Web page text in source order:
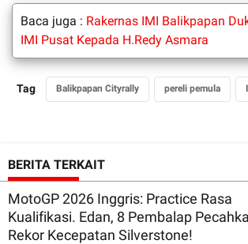
Baca juga : Rakernas IMI Balikpapan
IMI Pusat Kepada H.Redy Asmara
Tag Balikpapan Cityrally pereli pemula
BERITA TERKAIT
MotoGP 2026 Inggris: Practice Rasa
Kualifikasi. Edan, 8 Pembalap
Rekor Kecepatan Silverstone!